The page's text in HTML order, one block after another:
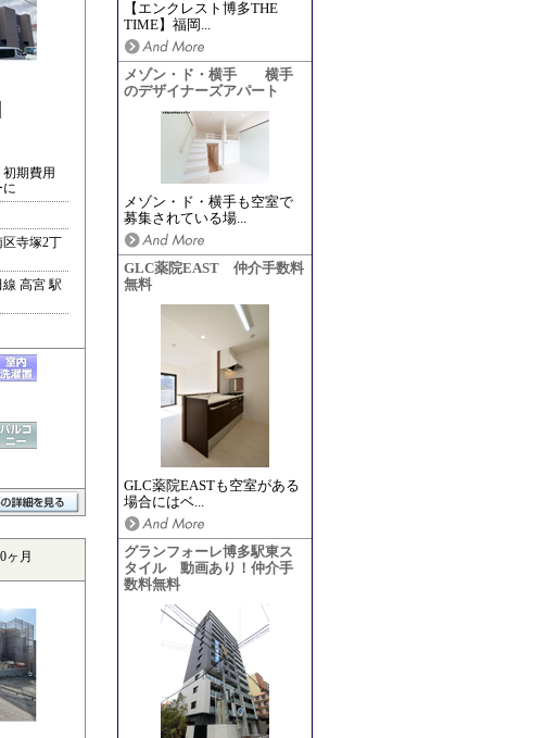
【エンクレスト博多THE
TIME】福岡...
メゾン・ド・横手 横手
のデザイナーズアパート
メゾン・ド・横手も空室で
募集されている場...
GLC薬院EAST 仲介手数料
無料
GLC薬院EASTも空室がある
場合にはベ...
グランフォーレ博多駅東ス
タイル 動画あり！仲介手
数料無料
期費用
に
寺塚2丁
高宮 駅
0ヶ月